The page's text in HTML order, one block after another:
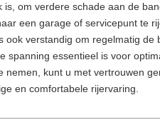
om verdere schade aan de
een garage of servicepunt te
ook verstandig om regelmatig
spanning essentieel is voor
nemen, kunt u met vertrouwen
en comfortabele rijervaring.